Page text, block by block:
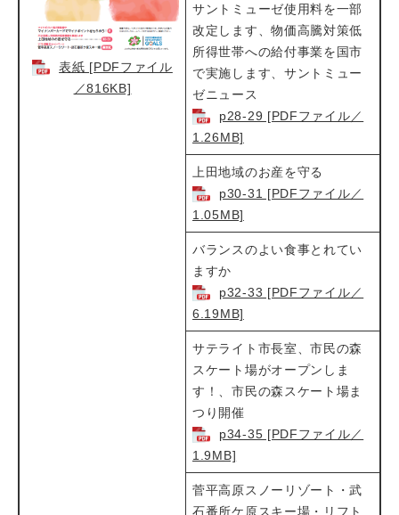
表紙 [PDFファイル
／816KB]
サントミューゼ使用料を一部
改定します、物価高騰対策低
所得世帯への給付事業を国市
で実施します、サントミュー
ゼニュース
p28-29 [PDFファイル／
1.26MB]
​​上田地域のお産を守る​
p30-31 [PDFファイル／
1.05MB]
バランスのよい食事とれてい
ますか​
p32-33 [PDFファイル／
6.19MB]
​​サテライト市長室、市民の森
スケート場がオープンしま
す！、市民の森スケート場ま
つり開催​
p34-35 [PDFファイル／
1.9MB]
菅平高原スノーリゾート・武
石番所ケ原スキー場・リフト